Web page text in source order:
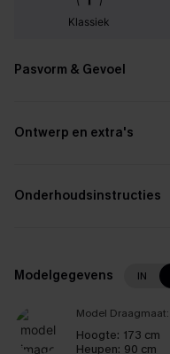
Klassiek
Pasvorm & Gevoel
Ontwerp en extra's
Onderhoudsinstructies
Modelgegevens IN
Model Draagmaat:
Hoogte: 173 cm
Heupen: 90 cm